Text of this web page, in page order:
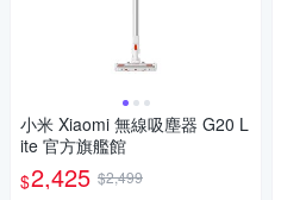
小米 Xiaomi 無線吸塵器 G20 L
ite 官方旗艦館
$2,425 $2,499